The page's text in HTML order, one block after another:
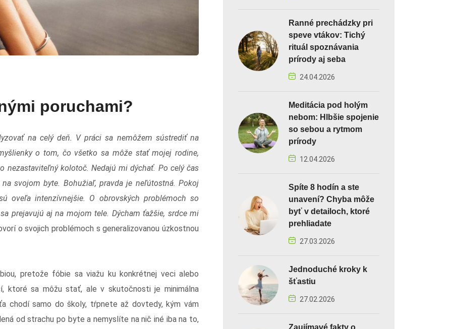
poruchami?
na celý deň. V práci sa nemôžem sústrediť na
o tom, čo všetko sa môže stať mojej rodine,
nezastaviteľný kolotoč. Nedajú mi dýchať. Po celý čas
svojom byte. Bohužiaľ, pravda je neľútostná. Pokoj
oveľa intenzívnejšie. O obrovských problémoch so
prejavujú aj na mojom tele. Dýcham ťažšie, srdce mi
o svojich problémoch s generalizovanou úzkostnou
pretože fóbie sa viažu ku konkrétnej veci alebo
ktoré sa môžu stať, ale v skutočnosti je minimálna
chodí samo do školy, tŕpnete až dovtedy, kým vám
od strachu po byte a nemyslíte na nič iné iba na to,
Ranné prechádzky pri
speve vtákov: Tichý
rituál spoznávania
prírody aj seba
24.04.2026
Meditácia pod holým
nebom: Hlbšie spojenie
so sebou a rytmom
prírody
12.04.2026
Spíte 8 hodín a ste
unavení? Chyba môže
byť v detailoch, ktoré
prehliadate
27.03.2026
Jednoduché kroky k
šťastiu
27.02.2026